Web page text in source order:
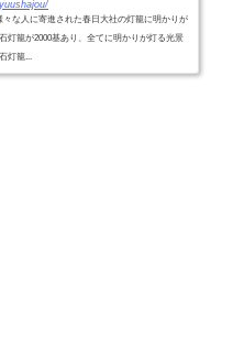
な人に寄進された春日大社の灯籠に明かりが
灯籠が2000基あり、全てに明かりが灯る光景
灯籠...